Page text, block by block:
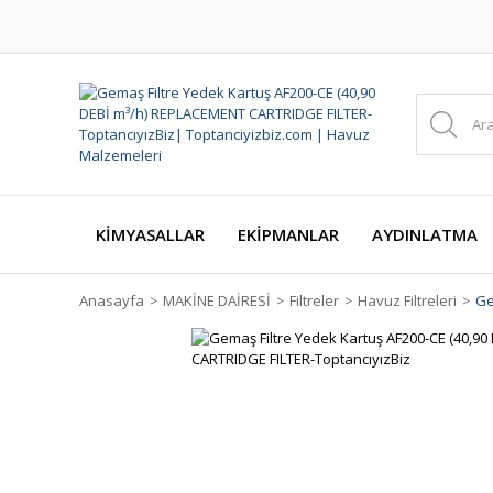
KİMYASALLAR EKİPMANLAR AYDINLATMA
Anasayfa MAKİNE DAİRESİ Filtreler Havuz Filtreleri